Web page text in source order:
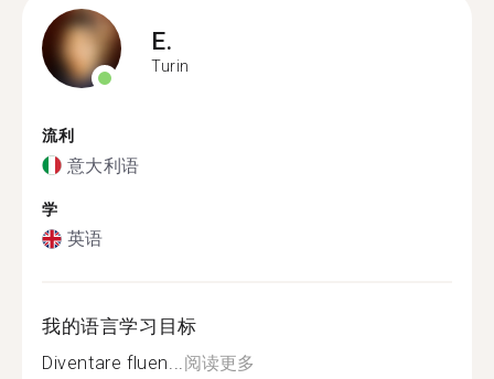
E.
Turin
流利
意大利语
学
英语
我的语言学习目标
Diventare fluen...阅读更多